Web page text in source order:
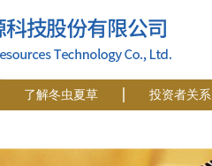
了解冬虫夏草 投资者关系